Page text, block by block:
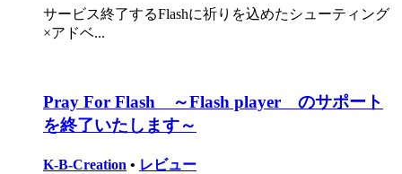
サービス終了するFlashに祈りを込めたシューティング
×アドベ...
Pray For Flash ～Flash player のサポート
を終了いたします～
K-B-Creation • レビュー